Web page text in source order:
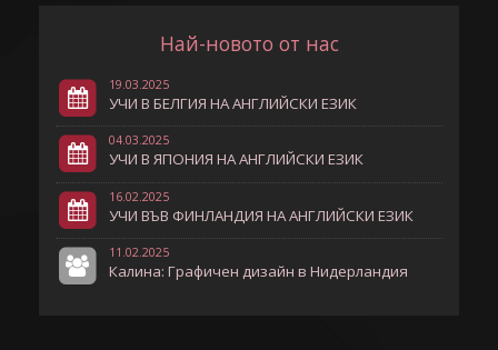
Най-новото от нас
19.03.2025
УЧИ В БЕЛГИЯ НА АНГЛИЙСКИ ЕЗИК
04.03.2025
УЧИ В ЯПОНИЯ НА АНГЛИЙСКИ ЕЗИК
16.02.2025
УЧИ ВЪВ ФИНЛАНДИЯ НА АНГЛИЙСКИ ЕЗИК
11.02.2025
Калина: Графичен дизайн в Нидерландия